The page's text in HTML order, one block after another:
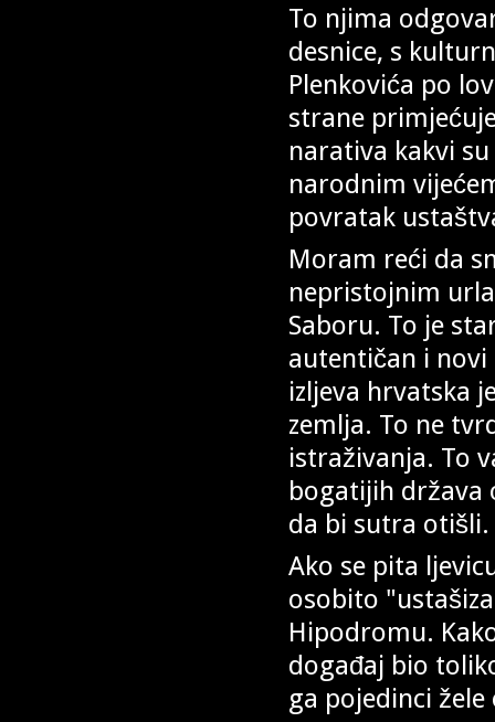
To njima
desnice, s
Plenkovića po
strane
narativa kakvi
narodnim
povratak
Moram reći da
nepristojnim
Saboru. To je
autentičan i
izljeva hrvatska
zemlja. To ne
istraživanja. To
bogatijih država
da bi sutra otišli.
Ako se pita
osobito
Hipodromu.
događaj bio
ga pojedinci žele